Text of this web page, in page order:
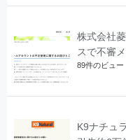
株式会社
スで不審
89件のビュー
K9ナチュ